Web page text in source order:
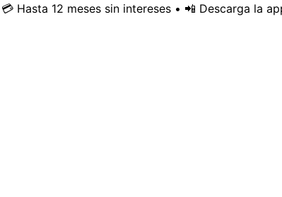
Hasta 12 meses sin intereses • 📲 Descarga la